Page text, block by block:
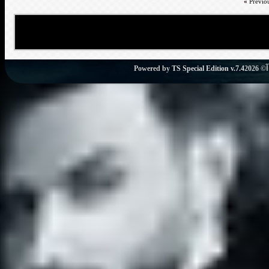
Powered byTS Special Edition v.7.4